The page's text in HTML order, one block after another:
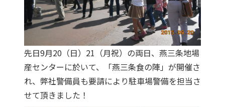
先日9月20（日）21（月祝）の両日、燕三条地場
産センターに於いて、「燕三条食の陣」が開催さ
れ、弊社警備員も要請により駐車場警備を担当さ
せて頂きました！